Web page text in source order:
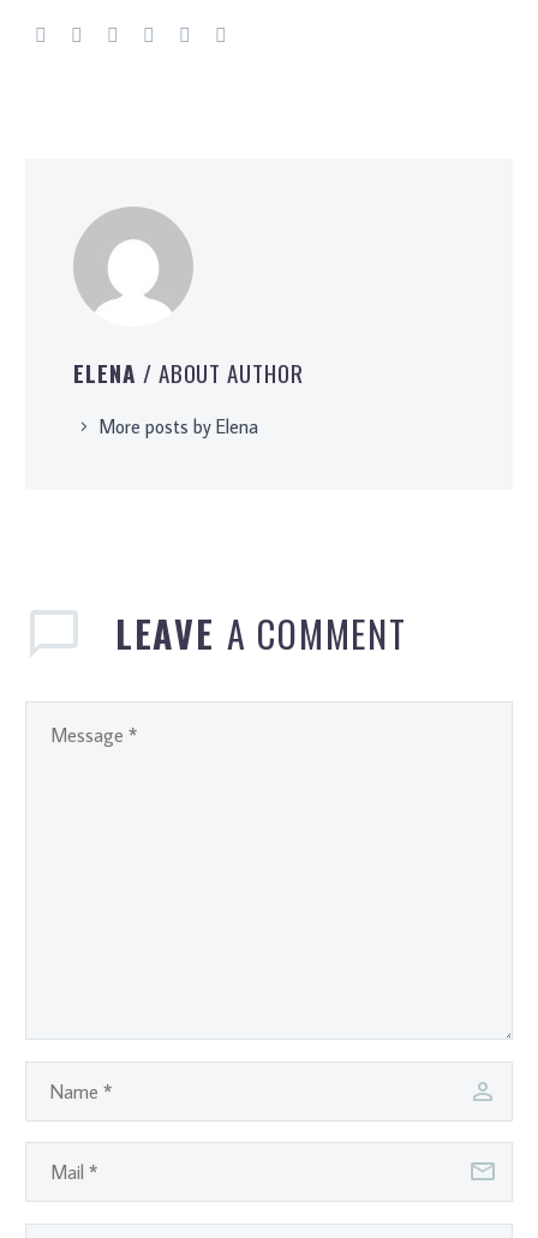
ELENA / ABOUT AUTHOR
More posts by Elena
LEAVE A COMMENT